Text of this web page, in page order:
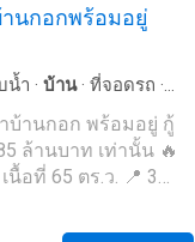
LINE: @-----o
ขอนแก่น
อนแก่น
บ้านขอนแก่น #สนาม
นแก่น
กรนด์วิลล์ต.ศิลา
น- วิวบึง เปิดโล่ง
สงบ เหมาะกับการ
หญ่ รองรับครอบครัว-
คงความเป็นส่วนตัว-
วนจำกัดสถานที่ใกล้
รงพยาบาล
นแก่น ฝ่ายประถม
นกอกพร้อมอยู่
น้ำ · บ้าน · ที่จอดรถ ·
บ้านกอก พร้อมอยู่ กู้
ล้านบาท เท่านั้น 🔥
นื้อที่ 65 ตร.ว. 📍 3
ย สภาพดี พร้อมเข้าอยู่